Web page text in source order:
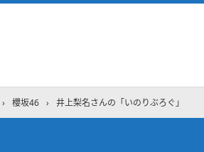
› 櫻坂46 › 井上梨名さんの「いのりぶろぐ」